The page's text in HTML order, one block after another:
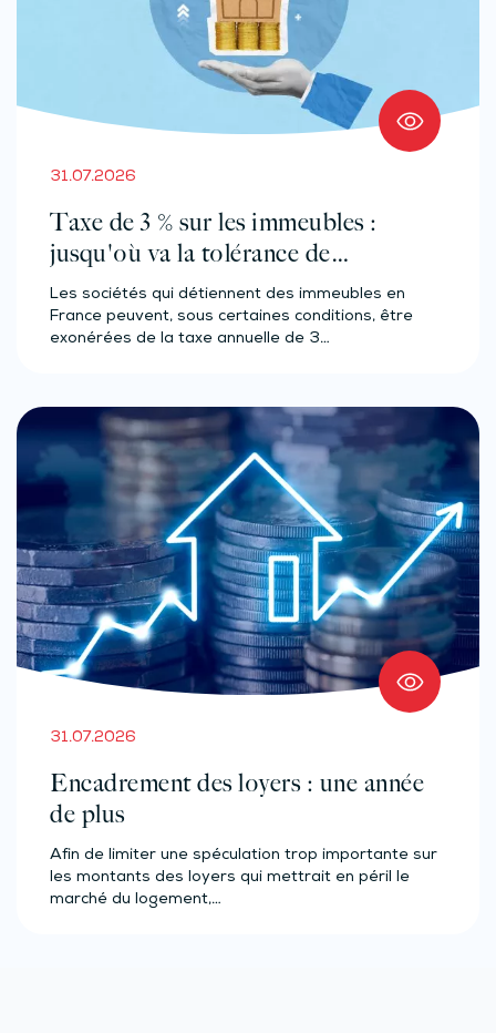
31.07.2026
Taxe de 3 % sur les immeubles :
jusqu'où va la tolérance de
l'administration ?
Les sociétés qui détiennent des immeubles en
France peuvent, sous certaines conditions, être
exonérées de la taxe annuelle de 3…
31.07.2026
Encadrement des loyers : une année
de plus
Afin de limiter une spéculation trop importante sur
les montants des loyers qui mettrait en péril le
marché du logement,…